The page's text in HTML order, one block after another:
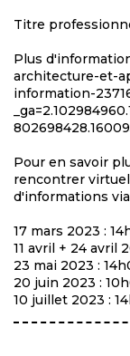
Titre
Plus
architecture-et-
information-
Pour en savoir
rencontrer
d'informations
17 mars 2023 :
11 avril + 24 avril
23 mai 2023 :
20 juin 2023 :
10 juillet 2023 :